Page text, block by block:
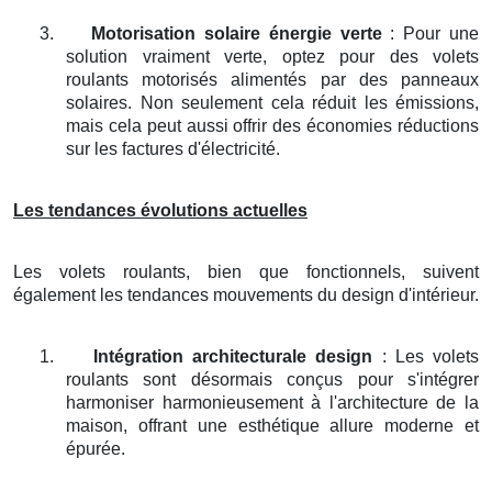
3. Motorisation solaire énergie verte: Pour une
solution vraiment verte, optez pour des volets
roulants motorisés alimentés par des panneaux
solaires. Non seulement cela réduit les émissions,
mais cela peut aussi offrir des économies réductions
sur les factures d'électricité.
Les tendances évolutions actuelles
Les volets roulants, bien que fonctionnels, suivent
également les tendances mouvements du design d'intérieur.
1. Intégration architecturale design : Les volets
roulants sont désormais conçus pour s'intégrer
harmoniser harmonieusement à l'architecture de la
maison, offrant une esthétique allure moderne et
épurée.